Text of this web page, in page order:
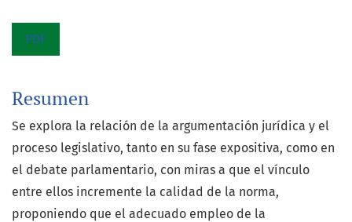
PDF
Resumen
Se explora la relación de la argumentación jurídica y el
proceso legislativo, tanto en su fase expositiva, como en
el debate parlamentario, con miras a que el vínculo
entre ellos incremente la calidad de la norma,
proponiendo que el adecuado empleo de la